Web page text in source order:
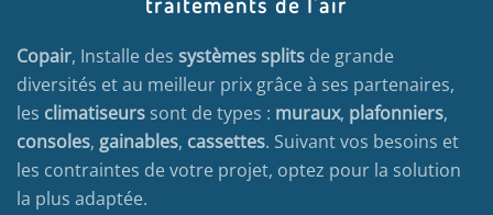
Copair, Installe des systèmes splits de grande
diversités et au meilleur prix grâce à ses partenaires,
les climatiseurs sont de types : muraux, plafonniers,
consoles, gainables, cassettes. Suivant vos besoins et
les contraintes de votre projet, optez pour la solution
la plus adaptée.